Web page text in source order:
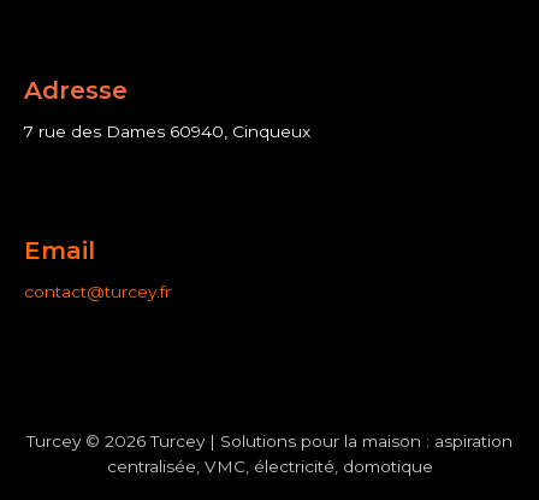
Adresse
7 rue des Dames 60940, Cinqueux
Email
contact@turcey.fr
Turcey © 2026 Turcey | Solutions pour la maison : aspiration
centralisée, VMC, électricité, domotique